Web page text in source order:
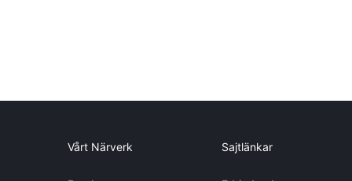
Vårt Närverk Sajtlänkar